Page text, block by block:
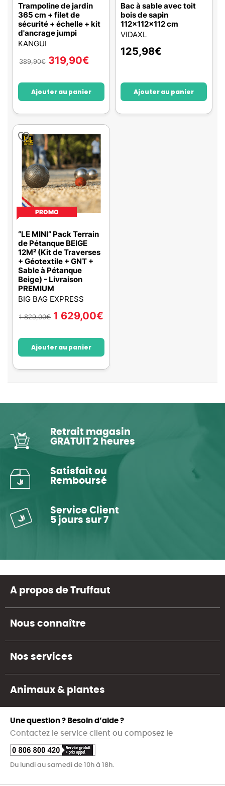
Trampoline de jardin
365 cm + filet de
sécurité + échelle + kit
d'ancrage jumpi
KANGUI
389,90€ 319,90€
Ajouter au panier
Bac à sable avec toit
bois de sapin
112x112x112 cm
VIDAXL
125,98€
Ajouter au panier
PROMO
“LE MINI” Pack Terrain
de Pétanque BEIGE
12M² (Kit de Traverses
+ Géotextile + GNT +
Sable à Pétanque
Beige) - Livraison
PREMIUM
BIG BAG EXPRESS
1 829,00€ 1 629,00€
Ajouter au panier
Retrait magasin
GRATUIT 2 heures
Satisfait ou
Remboursé
Service Client
5 jours sur 7
A propos de Truffaut
Nous connaître
Nos services
Animaux & plantes
Une question ? Besoin d’aide ?
Contactez le service client ou composez le
Du lundi au samedi de 10h à 18h.